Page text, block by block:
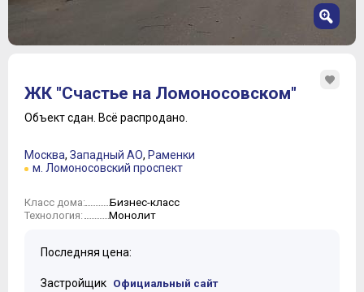
3
4
6
7
ЖК "Счастье на Ломоносовском"
Объект сдан. Всё распродано.
Москва, Западный АО, Раменки
м. Ломоносовский проспект
Класс дома: Бизнес-класс
Технология: Монолит
Последняя цена:
Застройщик Официальный сайт